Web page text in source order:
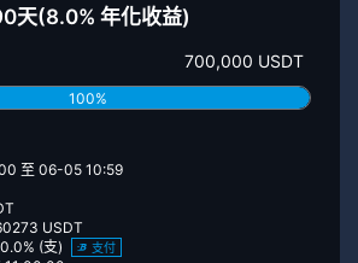
天(8.0% 年化收益)
700,000 USDT
100%
至 06-05 10:59
USDT
(支)
支付